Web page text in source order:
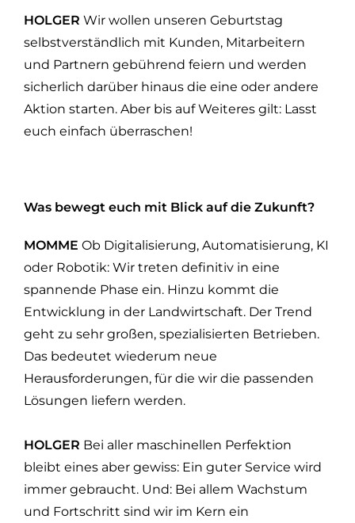
HOLGER Wir wollen unseren Geburtstag
selbstverständlich mit Kunden, Mitarbeitern
und Partnern gebührend feiern und werden
sicherlich darüber hinaus die eine oder andere
Aktion starten. Aber bis auf Weiteres gilt: Lasst
euch einfach überraschen!
Was bewegt euch mit Blick auf die Zukunft?
MOMME Ob Digitalisierung, Automatisierung, KI
oder Robotik: Wir treten definitiv in eine
spannende Phase ein. Hinzu kommt die
Entwicklung in der Landwirtschaft. Der Trend
geht zu sehr großen, spezialisierten Betrieben.
Das bedeutet wiederum neue
Herausforderungen, für die wir die passenden
Lösungen liefern werden.
HOLGER Bei aller maschinellen Perfektion
bleibt eines aber gewiss: Ein guter Service wird
immer gebraucht. Und: Bei allem Wachstum
und Fortschritt sind wir im Kern ein